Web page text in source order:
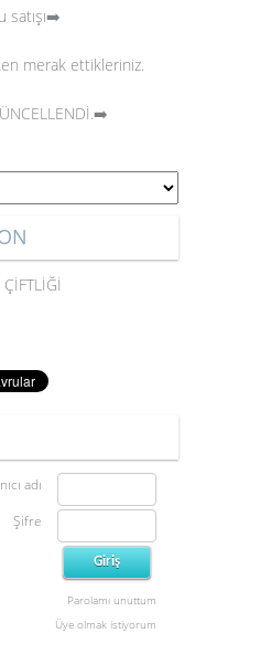
satışı➡️
merak ettikleriniz.
➡️
adı
Şifre
Parolamı unuttum
Üye olmak istiyorum